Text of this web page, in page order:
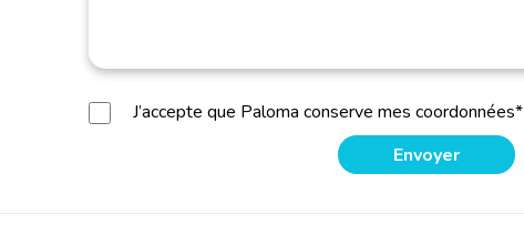
J’accepte que Paloma conserve mes coordonnées*